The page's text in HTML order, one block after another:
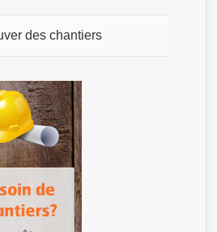
des chantiers